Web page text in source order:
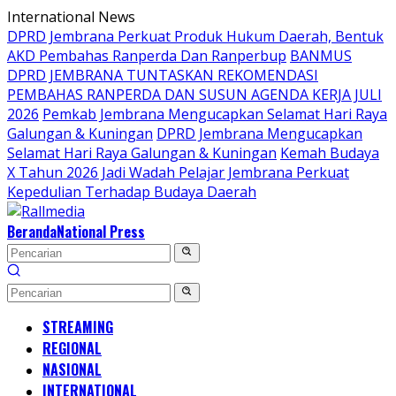
Langsung
ke
konten
International News
DPRD Jembrana Perkuat Produk Hukum Daerah, Bentuk
AKD Pembahas Ranperda Dan Ranperbup BANMUS
DPRD JEMBRANA TUNTASKAN REKOMENDASI
PEMBAHAS RANPERDA DAN SUSUN AGENDA KERJA JULI
2026 Pemkab Jembrana Mengucapkan Selamat Hari Raya
Galungan & Kuningan DPRD Jembrana Mengucapkan
Selamat Hari Raya Galungan & Kuningan Kemah Budaya
X Tahun 2026 Jadi Wadah Pelajar Jembrana Perkuat
Kepedulian Terhadap Budaya Daerah
BerandaNational Press
STREAMING
REGIONAL
NASIONAL
INTERNATIONAL